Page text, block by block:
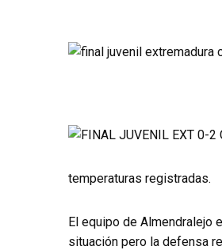
temperaturas registradas.
El equipo de Almendralejo
situación pero la defensa